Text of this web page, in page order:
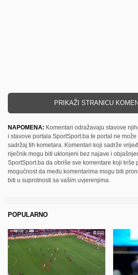
PRIKAŽI STRANICU
NAPOMENA: Komentari odražavaju stavove
i stavove portala SportSport.ba te portal ne
sadržaj tih kometara. Komentari koji sadrže
riječnik mogu biti uklonjeni bez najave i
SportSport.ba da obriše sve komentare koji krše
mogućnost da među komentarima mogu biti
biti u suprotnosti sa vašim uvjerenjima.
POPULARNO